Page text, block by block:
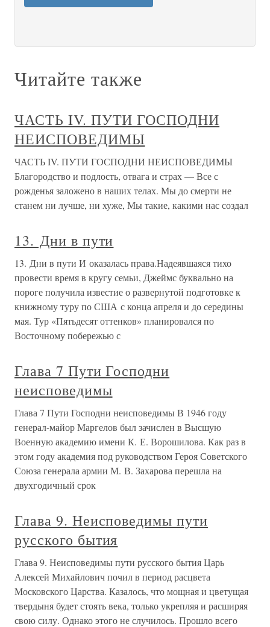
Читайте также
ЧАСТЬ IV. ПУТИ ГОСПОДНИ
НЕИСПОВЕДИМЫ
ЧАСТЬ IV. ПУТИ ГОСПОДНИ НЕИСПОВЕДИМЫ
Благородство и подлость, отвага и страх — Все с
рожденья заложено в наших телах. Мы до смерти не
станем ни лучше, ни хуже, Мы такие, какими нас создал
13. Дни в пути
13. Дни в пути И оказалась права.Надеявшаяся тихо
провести время в кругу семьи, Джеймс буквально на
пороге получила известие о развернутой подготовке к
книжному туру по США с конца апреля и до середины
мая. Тур «Пятьдесят оттенков» планировался по
Восточному побережью с
Глава 7 Пути Господни
неисповедимы
Глава 7 Пути Господни неисповедимы В 1946 году
генерал-майор Маргелов был зачислен в Высшую
Военную академию имени К. Е. Ворошилова. Как раз в
этом году академия под руководством Героя Советского
Союза генерала армии М. В. Захарова перешла на
двухгодичный срок
Глава 9. Неисповедимы пути
русского бытия
Глава 9. Неисповедимы пути русского бытия Царь
Алексей Михайлович почил в период расцвета
Московского Царства. Казалось, что мощная и цветущая
твердыня будет стоять века, только укрепляя и расширяя
свою силу. Однако этого не случилось. Прошло всего